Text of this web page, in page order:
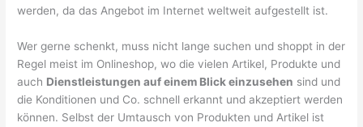
werden, da das Angebot im Internet weltweit aufgestellt ist.
Wer gerne schenkt, muss nicht lange suchen und shoppt in der
Regel meist im Onlineshop, wo die vielen Artikel, Produkte und
auch Dienstleistungen auf einem Blick einzusehen sind und
die Konditionen und Co. schnell erkannt und akzeptiert werden
können. Selbst der Umtausch von Produkten und Artikel ist